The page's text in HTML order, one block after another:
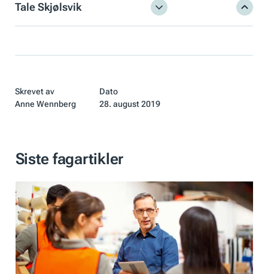
Tale Skjølsvik
Skrevet av
Anne Wennberg
Dato
28. august 2019
Siste fagartikler